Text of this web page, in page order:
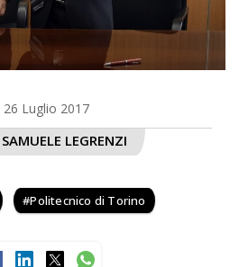
26 Luglio 2017
SAMUELE LEGRENZI
Politecnico di Torino